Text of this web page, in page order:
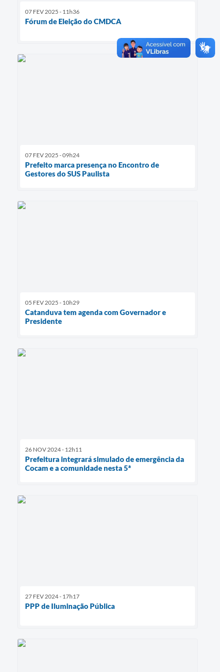
07 FEV 2025 - 11h36
Fórum de Eleição do CMDCA
07 FEV 2025 - 09h24
Prefeito marca presença no Encontro de
Gestores do SUS Paulista
05 FEV 2025 - 10h29
Catanduva tem agenda com Governador e
Presidente
26 NOV 2024 - 12h11
Prefeitura integrará simulado de emergência da
Cocam e a comunidade nesta 5ª
27 FEV 2024 - 17h17
PPP de Iluminação Pública